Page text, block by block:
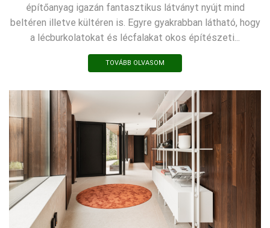
építőanyag igazán fantasztikus látványt nyújt mind
beltéren illetve kültéren is. Egyre gyakrabban látható, hogy
a lécburkolatokat és lécfalakat okos építészeti...
TOVÁBB OLVASOM